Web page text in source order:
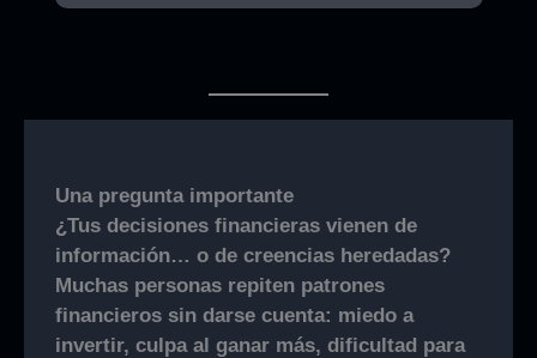
Una pregunta importante
¿Tus decisiones financieras vienen de
información… o de creencias heredadas?
Muchas personas repiten patrones
financieros sin darse cuenta: miedo a
invertir, culpa al ganar más, dificultad para